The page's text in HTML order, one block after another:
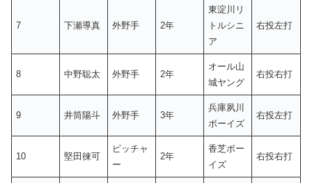
7 下瀬導真 外野手 2年
東淀川リ
トルシニ
ア
右投左打
8 中野聡太 外野手 2年
オール山
城ヤング
右投右打
9 井筒陽斗 外野手 3年
兵庫夙川
ボーイズ
右投左打
10 堅田徠可
ピッチャ
ー
2年
香芝ボー
イズ
右投右打